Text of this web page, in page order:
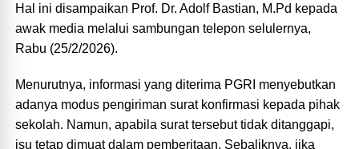
Hal ini disampaikan Prof. Dr. Adolf Bastian, M.Pd kepada
awak media melalui sambungan telepon selulernya,
Rabu (25/2/2026).
Menurutnya, informasi yang diterima PGRI menyebutkan
adanya modus pengiriman surat konfirmasi kepada pihak
sekolah. Namun, apabila surat tersebut tidak ditanggapi,
isu tetap dimuat dalam pemberitaan. Sebaliknya, jika